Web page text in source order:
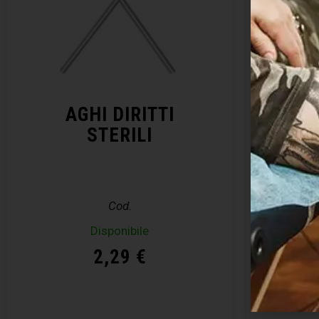
AGHI DIRITTI
STERILI
Cod.
Disponibile
2,29 €
KIT
–